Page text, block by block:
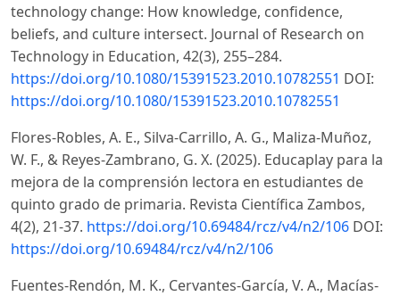
technology change: How knowledge, confidence,
beliefs, and culture intersect. Journal of Research on
Technology in Education, 42(3), 255–284.
https://doi.org/10.1080/15391523.2010.10782551 DOI:
https://doi.org/10.1080/15391523.2010.10782551
Flores-Robles, A. E., Silva-Carrillo, A. G., Maliza-Muñoz,
W. F., & Reyes-Zambrano, G. X. (2025). Educaplay para la
mejora de la comprensión lectora en estudiantes de
quinto grado de primaria. Revista Científica Zambos,
4(2), 21-37. https://doi.org/10.69484/rcz/v4/n2/106 DOI:
https://doi.org/10.69484/rcz/v4/n2/106
Fuentes-Rendón, M. K., Cervantes-García, V. A., Macías-